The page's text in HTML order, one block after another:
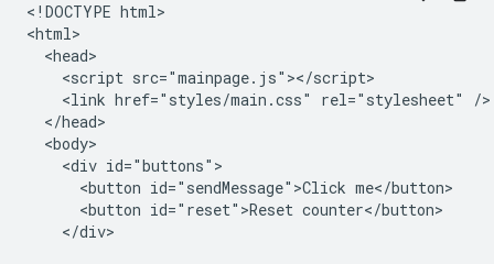
<!DOCTYPE html>
<html>
  <head>
    <script src="mainpage.js"></script>
    <link href="styles/main.css" rel="stylesheet" />
  </head>
  <body>
    <div id="buttons">
      <button id="sendMessage">Click me</button>
      <button id="reset">Reset counter</button>
    </div>